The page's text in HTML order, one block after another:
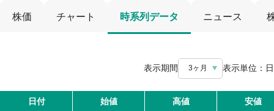
株価 チャート 時系列データ ニュース
表示期間 3ヶ月 表示単位： 日
日付 始値 高値 安値